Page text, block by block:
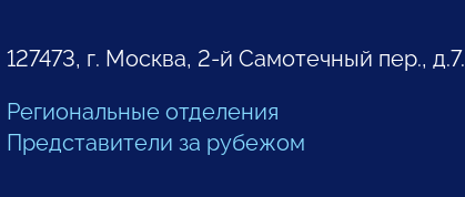
127473, г. Москва, 2-й Самотечный пер., д.7.
Региональные отделения
Представители за рубежом